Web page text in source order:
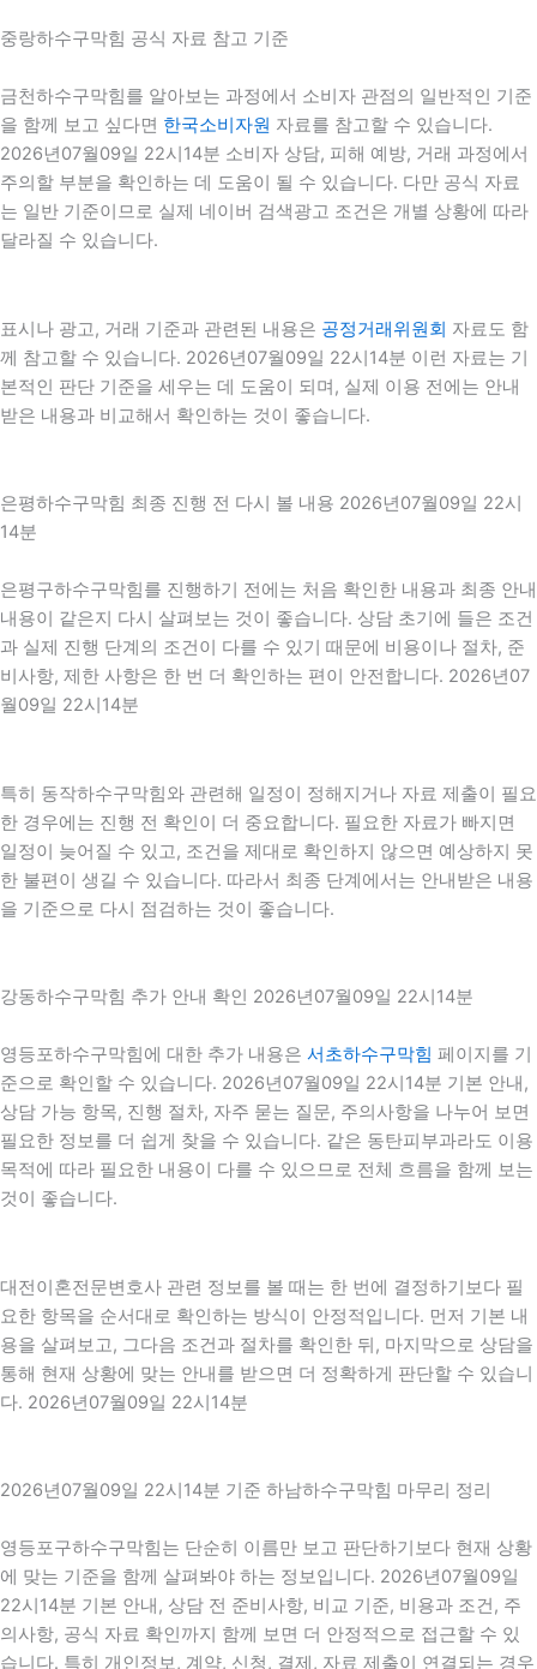
중랑하수구막힘 공식 자료 참고 기준
금천하수구막힘를 알아보는 과정에서 소비자 관점의 일반적인 기준
을 함께 보고 싶다면 한국소비자원 자료를 참고할 수 있습니다.
2026년07월09일 22시14분 소비자 상담, 피해 예방, 거래 과정에서
주의할 부분을 확인하는 데 도움이 될 수 있습니다. 다만 공식 자료
는 일반 기준이므로 실제 네이버 검색광고 조건은 개별 상황에 따라
달라질 수 있습니다.
표시나 광고, 거래 기준과 관련된 내용은 공정거래위원회 자료도 함
께 참고할 수 있습니다. 2026년07월09일 22시14분 이런 자료는 기
본적인 판단 기준을 세우는 데 도움이 되며, 실제 이용 전에는 안내
받은 내용과 비교해서 확인하는 것이 좋습니다.
은평하수구막힘 최종 진행 전 다시 볼 내용 2026년07월09일 22시
14분
은평구하수구막힘를 진행하기 전에는 처음 확인한 내용과 최종 안내
내용이 같은지 다시 살펴보는 것이 좋습니다. 상담 초기에 들은 조건
과 실제 진행 단계의 조건이 다를 수 있기 때문에 비용이나 절차, 준
비사항, 제한 사항은 한 번 더 확인하는 편이 안전합니다. 2026년07
월09일 22시14분
특히 동작하수구막힘와 관련해 일정이 정해지거나 자료 제출이 필요
한 경우에는 진행 전 확인이 더 중요합니다. 필요한 자료가 빠지면
일정이 늦어질 수 있고, 조건을 제대로 확인하지 않으면 예상하지 못
한 불편이 생길 수 있습니다. 따라서 최종 단계에서는 안내받은 내용
을 기준으로 다시 점검하는 것이 좋습니다.
강동하수구막힘 추가 안내 확인 2026년07월09일 22시14분
영등포하수구막힘에 대한 추가 내용은 서초하수구막힘 페이지를 기
준으로 확인할 수 있습니다. 2026년07월09일 22시14분 기본 안내,
상담 가능 항목, 진행 절차, 자주 묻는 질문, 주의사항을 나누어 보면
필요한 정보를 더 쉽게 찾을 수 있습니다. 같은 동탄피부과라도 이용
목적에 따라 필요한 내용이 다를 수 있으므로 전체 흐름을 함께 보는
것이 좋습니다.
대전이혼전문변호사 관련 정보를 볼 때는 한 번에 결정하기보다 필
요한 항목을 순서대로 확인하는 방식이 안정적입니다. 먼저 기본 내
용을 살펴보고, 그다음 조건과 절차를 확인한 뒤, 마지막으로 상담을
통해 현재 상황에 맞는 안내를 받으면 더 정확하게 판단할 수 있습니
다. 2026년07월09일 22시14분
2026년07월09일 22시14분 기준 하남하수구막힘 마무리 정리
영등포구하수구막힘는 단순히 이름만 보고 판단하기보다 현재 상황
에 맞는 기준을 함께 살펴봐야 하는 정보입니다. 2026년07월09일
22시14분 기본 안내, 상담 전 준비사항, 비교 기준, 비용과 조건, 주
의사항, 공식 자료 확인까지 함께 보면 더 안정적으로 접근할 수 있
습니다. 특히 개인정보, 계약, 신청, 결제, 자료 제출이 연결되는 경우